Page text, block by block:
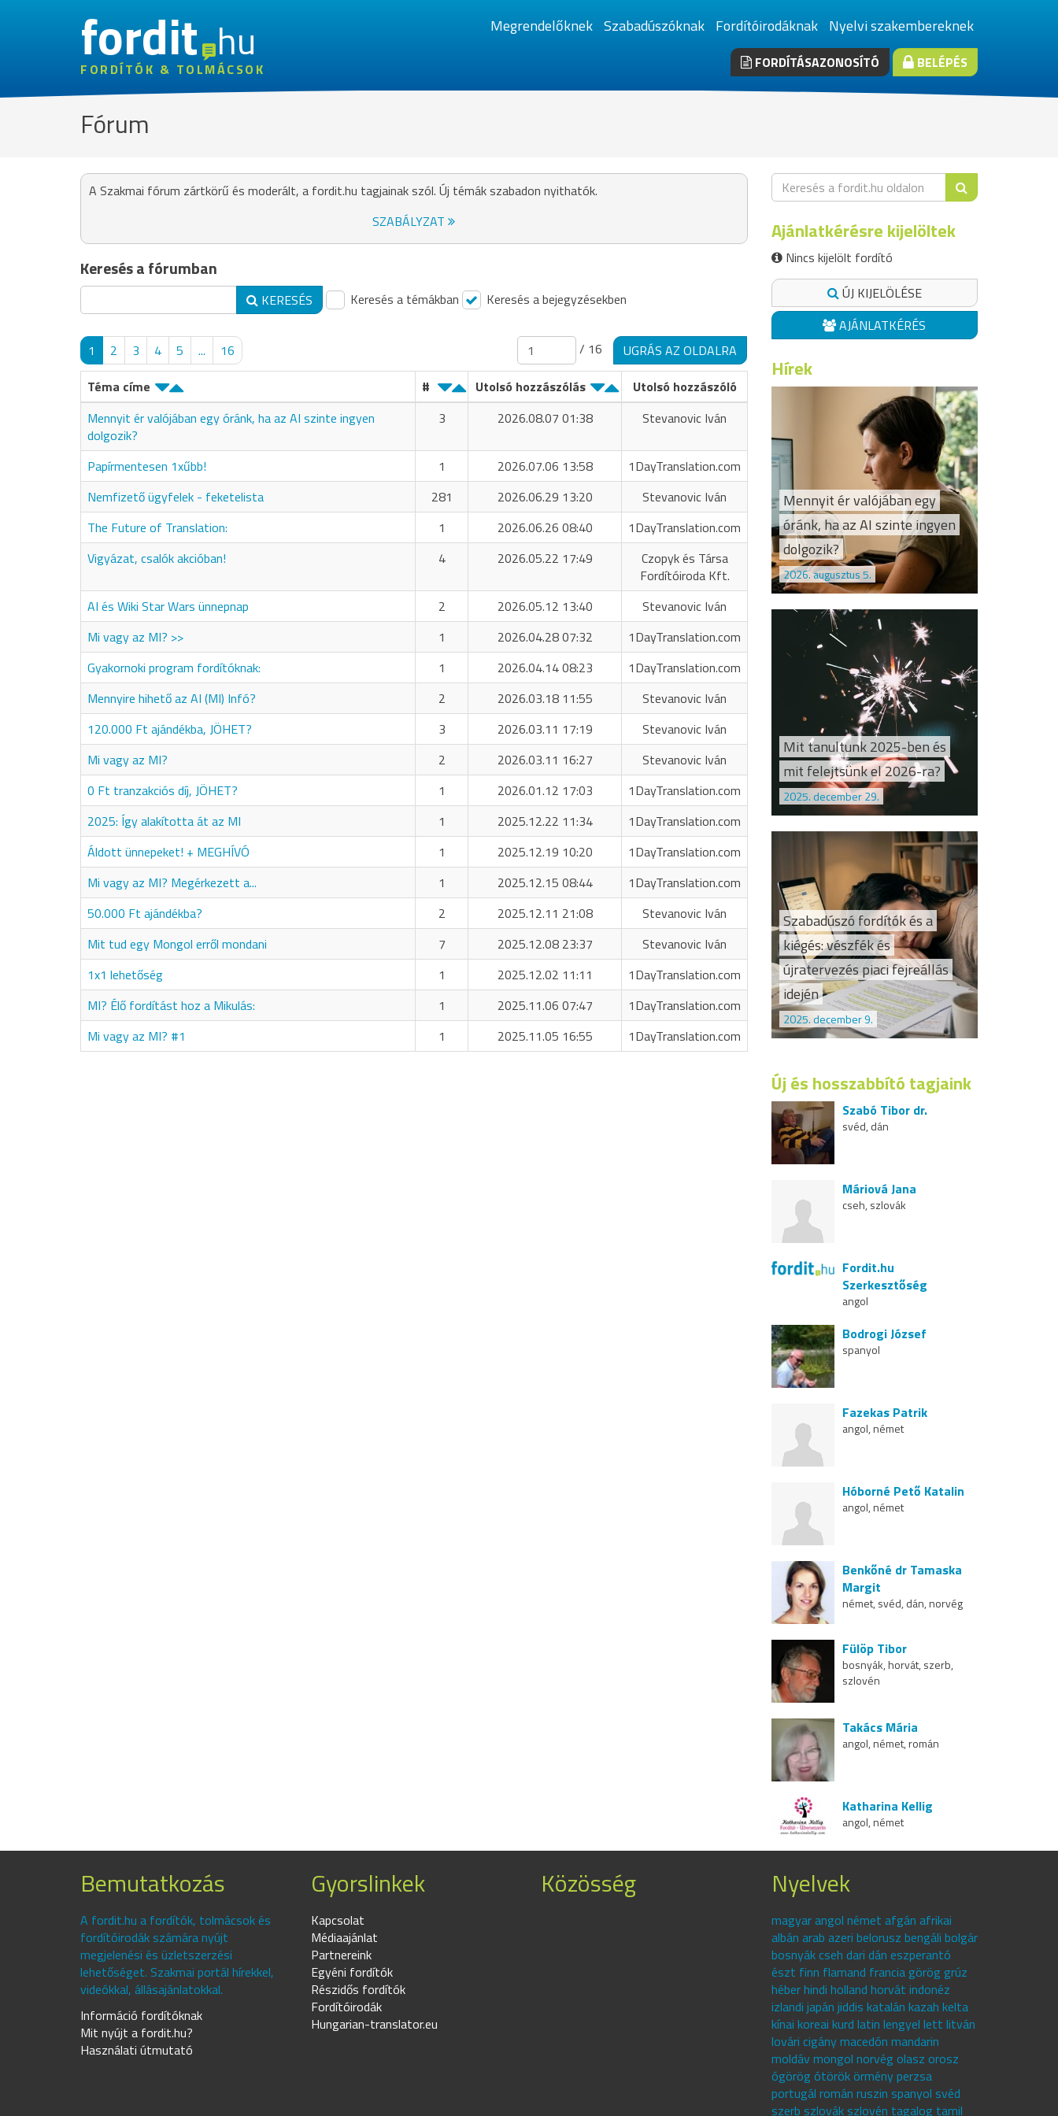
fordithu
FORDÍTÓK & TOLMÁCSOK
Megrendelőknek Szabadúszóknak Fordítóirodáknak Nyelvi szakembereknek
FORDÍTÁSAZONOSÍTÓ BELÉPÉS
Fórum
A Szakmai fórum zártkörű és moderált, a fordit.hu tagjainak szól. Új témák szabadon nyithatók.
SZABÁLYZAT
Keresés a fórumban
KERESÉS Keresés a témákban Keresés a bejegyzésekben
1 2 3 4 5 ... 16 / 16
UGRÁS AZ OLDALRA
Téma címe
# Utolsó hozzászólás
Utolsó hozzászóló
Mennyit ér valójában egy óránk, ha az AI szinte ingyen
dolgozik?
3 2026.08.07 01:38 Stevanovic Iván
Papírmentesen 1xűbb! 1 2026.07.06 13:58
1DayTranslation.com
Nemfizető ügyfelek - feketelista
281 2026.06.29 13:20
Stevanovic Iván
The Future of Translation:
1 2026.06.26 08:40
1DayTranslation.com
Vigyázat, csalók akcióban!
4 2026.05.22 17:49
Czopyk és Társa
Fordítóiroda Kft.
AI és Wiki Star Wars ünnepnap
2 2026.05.12 13:40
Stevanovic Iván
Mi vagy az MI? >>
1 2026.04.28 07:32
1DayTranslation.com
Gyakornoki program fordítóknak:
1 2026.04.14 08:23
1DayTranslation.com
Mennyire hihető az AI (MI) Infó?
2 2026.03.18 11:55
Stevanovic Iván
120.000 Ft ajándékba, JÖHET?
3 2026.03.11 17:19
Stevanovic Iván
Mi vagy az MI?
2 2026.03.11 16:27
Stevanovic Iván
0 Ft tranzakciós díj, JÖHET?
1 2026.01.12 17:03
1DayTranslation.com
2025: Így alakította át az MI
1 2025.12.22 11:34
1DayTranslation.com
Áldott ünnepeket! + MEGHÍVÓ
1 2025.12.19 10:20
1DayTranslation.com
Mi vagy az MI? Megérkezett a...
1 2025.12.15 08:44
1DayTranslation.com
50.000 Ft ajándékba?
2 2025.12.11 21:08
Stevanovic Iván
Mit tud egy Mongol erről mondani
7 2025.12.08 23:37
Stevanovic Iván
1x1 lehetőség
1 2025.12.02 11:11
1DayTranslation.com
MI? Élő fordítást hoz a Mikulás:
1 2025.11.06 07:47
1DayTranslation.com
Mi vagy az MI? #1
1 2025.11.05 16:55 1DayTranslation.com
Ajánlatkérésre kijelöltek
Nincs kijelölt fordító
ÚJ KIJELÖLÉSE
AJÁNLATKÉRÉS
Hírek
Mennyit ér valójában egy
óránk, ha az AI szinte ingyen
dolgozik?
2026. augusztus 5.
Mit tanultunk 2025-ben és
mit felejtsünk el 2026-ra?
2025. december 29.
Szabadúszó fordítók és a
kiégés: vészfék és
újratervezés piaci fejreállás
idején
2025. december 9.
Új és hosszabbító tagjaink
Szabó Tibor dr.
svéd, dán
Máriová Jana
cseh, szlovák
Fordit.hu
Szerkesztőség
angol
Bodrogi József
spanyol
Fazekas Patrik
angol, német
Hóborné Pető Katalin
angol, német
Benkőné dr Tamaska
Margit
német, svéd, dán, norvég
Fülöp Tibor
bosnyák, horvát, szerb,
szlovén
Takács Mária
angol, német, román
Katharina Kellig
angol, német
Bemutatkozás
A fordit.hu a fordítók, tolmácsok és
fordítóirodák számára nyújt
megjelenési és üzletszerzési
lehetőséget. Szakmai portál hírekkel,
videókkal, állásajánlatokkal.
Információ fordítóknak
Mit nyújt a fordit.hu?
Használati útmutató
Gyorslinkek
Kapcsolat
Médiaajánlat
Partnereink
Egyéni fordítók
Részidős fordítók
Fordítóirodák
Hungarian-translator.eu
Közösség Nyelvek
magyar angol német afgán afrikai
albán arab azeri belorusz bengáli bolgár
bosnyák cseh dari dán eszperantó
észt finn flamand francia görög grúz
héber hindi holland horvát indonéz
izlandi japán jiddis katalán kazah kelta
kínai koreai kurd latin lengyel lett litván
lovári cigány macedón mandarin
moldáv mongol norvég olasz orosz
ógörög ótörök örmény perzsa
portugál román ruszin spanyol svéd
szerb szlovák szlovén tagalog tamil